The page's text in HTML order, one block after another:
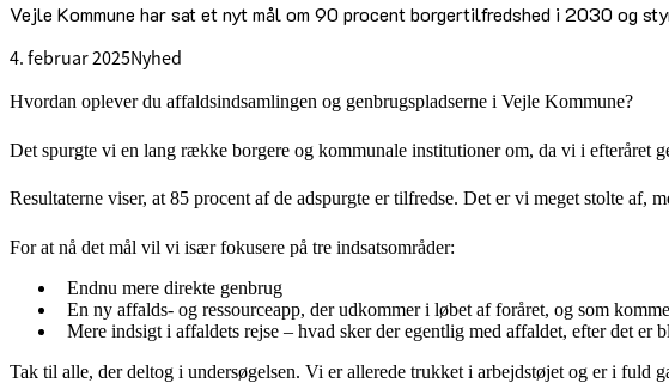
Vejle Kommune har sat et nyt mål om 90 procent borgertilfredshed i 2030 og
4. februar 2025Nyhed
Hvordan oplever du affaldsindsamlingen og genbrugspladserne i Vejle Kommune?
Det spurgte vi en lang række borgere og kommunale institutioner om, da vi i efteråret
Resultaterne viser, at 85 procent af de adspurgte er tilfredse. Det er vi meget stolte
For at nå det mål vil vi især fokusere på tre indsatsområder:
Endnu mere direkte genbrug
En ny affalds- og ressourceapp, der udkommer i løbet af foråret, og som
Mere indsigt i affaldets rejse – hvad sker der egentlig med affaldet, efter det
Tak til alle, der deltog i undersøgelsen. Vi er allerede trukket i arbejdstøjet og er i fuld